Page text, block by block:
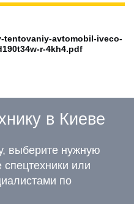
tentovaniy-avtomobil-iveco-
r-4kh4.pdf
в Киеве
выберите нужную
или
по